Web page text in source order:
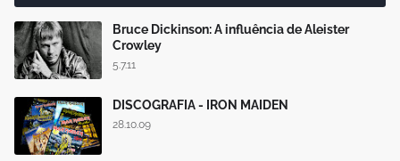
Bruce Dickinson: A influência de Aleister
Crowley
5.7.11
DISCOGRAFIA - IRON MAIDEN
28.10.09